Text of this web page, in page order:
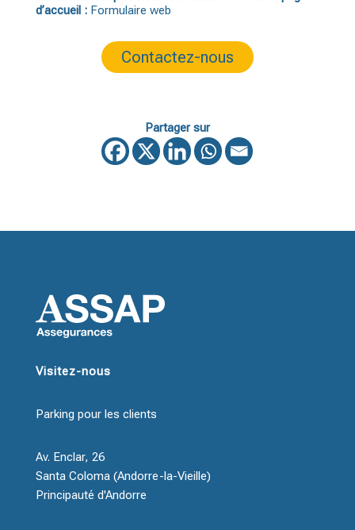
d’accueil : Formulaire web
Contactez-nous
Partager sur
Visitez-nous
Parking pour les clients
Av. Enclar, 26
Santa Coloma (Andorre-la-Vieille)
Principauté d'Andorre